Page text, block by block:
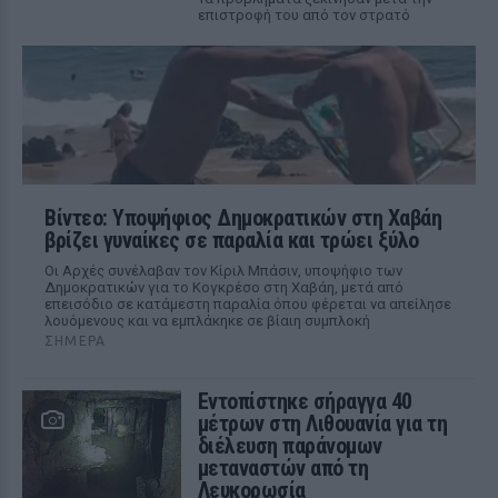
επιστροφή του από τον στρατό
Βίντεο: Υποψήφιος Δημοκρατικών στη Χαβάη
βρίζει γυναίκες σε παραλία και τρώει ξύλο
Οι Αρχές συνέλαβαν τον Κίριλ Μπάσιν, υποψήφιο των
Δημοκρατικών για το Κογκρέσο στη Χαβάη, μετά από
επεισόδιο σε κατάμεστη παραλία όπου φέρεται να απείλησε
λουόμενους και να εμπλάκηκε σε βίαιη συμπλοκή
ΣΉΜΕΡΑ
Εντοπίστηκε σήραγγα 40
μέτρων στη Λιθουανία για τη
διέλευση παράνομων
μεταναστών από τη
Λευκορωσία